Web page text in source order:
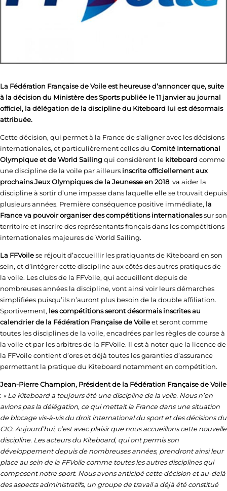
La Fédération Française de Voile est heureuse d’annoncer que, suite
à la décision du Ministère des Sports publiée le 11 janvier au journal
officiel, la délégation de la discipline du Kiteboard lui est désormais
attribuée.
Cette décision, qui permet à la France de s’aligner avec les décisions
internationales, et particulièrement celles du Comité International
Olympique et de World Sailingqui considèrent le kiteboard comme
une discipline de la voile par ailleurs inscrite officiellement aux
prochains Jeux Olympiques de la Jeunesse en 2018, va aider la
discipline à sortir d’une impasse dans laquelle elle se trouvait depuis
plusieurs années. Première conséquence positive immédiate, la
France va pouvoir organiser des compétitions internationalessur son
territoire et inscrire des représentants français dans les compétitions
internationales majeures de World Sailing.
La FFVoilese réjouit d’accueillir les pratiquants de Kiteboard en son
sein, et d’intégrer cette discipline aux côtés des autres pratiques de
la voile. Les clubs de la FFVoile, qui accueillent depuis de
nombreuses années la discipline, vont ainsi voir leurs démarches
simplifiées puisqu’ils n’auront plus besoin de la double affiliation.
Sportivement, les compétitions seront désormais inscrites au
calendrier de la Fédération Française de Voileet seront comme
toutes les disciplines de la voile, encadrées par les règles de course à
la voile et par les arbitres de la FFVoile. Il est à noter que la licence de
la FFVoile contient d’ores et déjà toutes les garanties d’assurance
permettant la pratique du Kiteboard notamment en compétition.
Jean-Pierre Champion, Président de la Fédération Française de Voile
: « Le Kiteboard a toujours été une discipline de la voile. Nous n’en
avions pas la délégation, ce qui mettait la France dans une situation
de blocage vis-à-vis du droit international du sport et des décisions du
CIO. Aujourd’hui, c’est avec plaisir que nous accueillons cette nouvelle
discipline. Les acteurs du Kiteboard, qui ont permis son
développement depuis de nombreuses années, prendront ainsi leur
place au sein de la FFVoile comme toutes les autres disciplines qui
composent notre sport. Nous avons anticipé cette décision et au-delà
des aspects administratifs, un groupe de travail a déjà été constitué